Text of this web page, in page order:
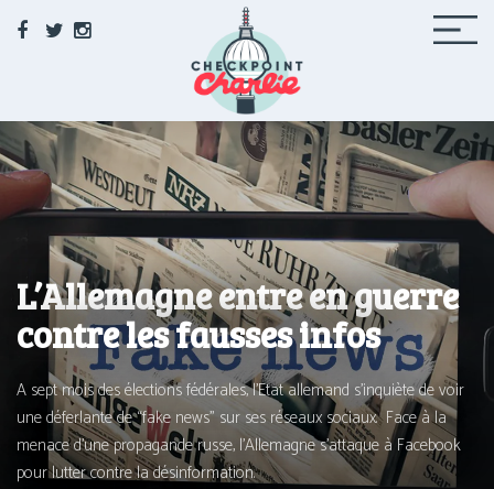
Checkpoint Charlie
Le média de la 71 à Berlin
Facebook
Twitter
L’Allemagne entre en guerre
contre les fausses infos
A sept mois des élec­tions fédé­rales, l’Etat alle­mand s’in­quiète de voir
une défer­lante de “fake news” sur ses réseaux sociaux. Face à la
menace d’une pro­pa­gande russe, l’Allemagne s’at­taque à Facebook
pour lut­ter contre la désinformation.